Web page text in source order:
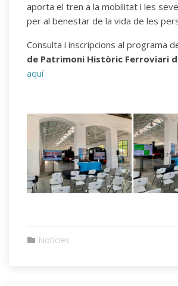
aporta el tren a la mobilitat i les
per al benestar de la vida de les
Consulta i inscripcions al programa
de Patrimoni Històric Ferroviari
aquí
Notícies